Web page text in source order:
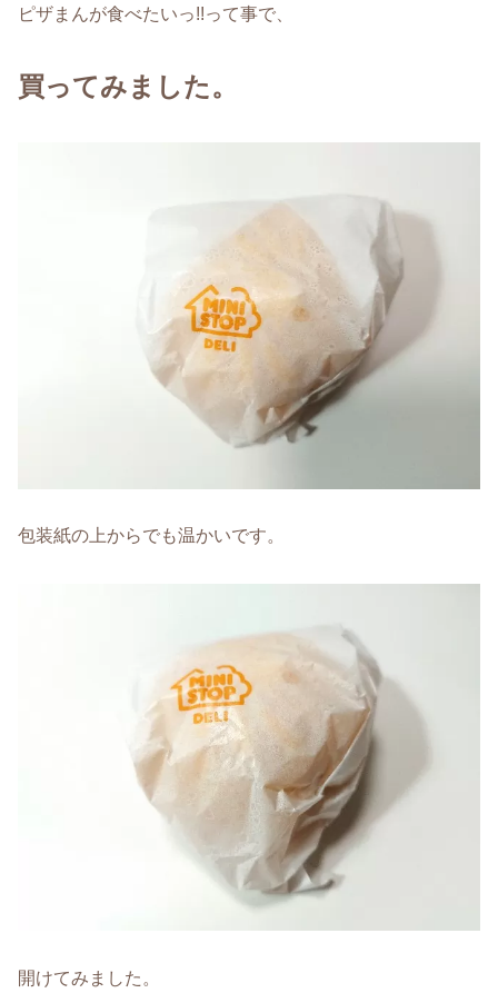
ピザまんが食べたいっ!!って事で、
買ってみました。
包装紙の上からでも温かいです。
開けてみました。